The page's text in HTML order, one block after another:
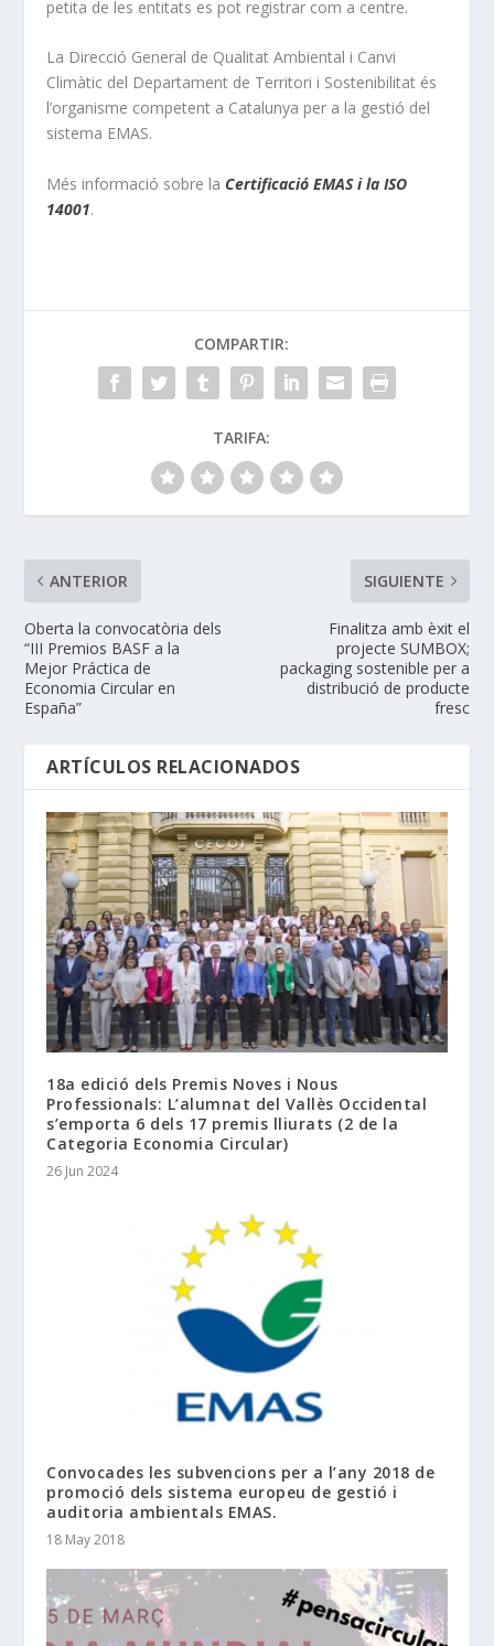
petita de les entitats es pot registrar com a centre.
La Direcció General de Qualitat Ambiental i Canvi
Climàtic del Departament de Territori i Sostenibilitat és
l’organisme competent a Catalunya per a la gestió del
sistema EMAS.
Més informació sobre la Certificació EMAS i la ISO
14001.
COMPARTIR:
TARIFA:
ANTERIOR
Oberta la convocatòria dels
“III Premios BASF a la
Mejor Práctica de
Economia Circular en
España”
SIGUIENTE
Finalitza amb èxit el
projecte SUMBOX;
packaging sostenible per a
distribució de producte
fresc
ARTÍCULOS RELACIONADOS
18a edició dels Premis Noves i Nous
Professionals: L’alumnat del Vallès Occidental
s’emporta 6 dels 17 premis lliurats (2 de la
Categoria Economia Circular)
26 Jun 2024
Convocades les subvencions per a l’any 2018 de
promoció dels sistema europeu de gestió i
auditoria ambientals EMAS.
18 May 2018